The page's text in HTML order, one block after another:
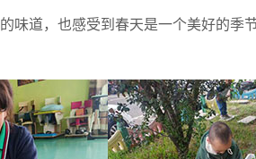
道，也感受到春天是一个美好的季